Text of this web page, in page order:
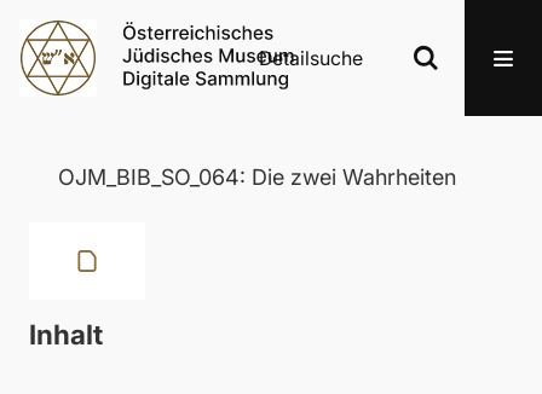
Detailsuche
OJM_BIB_SO_064: Die zwei Wahrheiten
Inhalt